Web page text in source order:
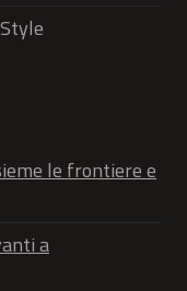
le frontiere e
a